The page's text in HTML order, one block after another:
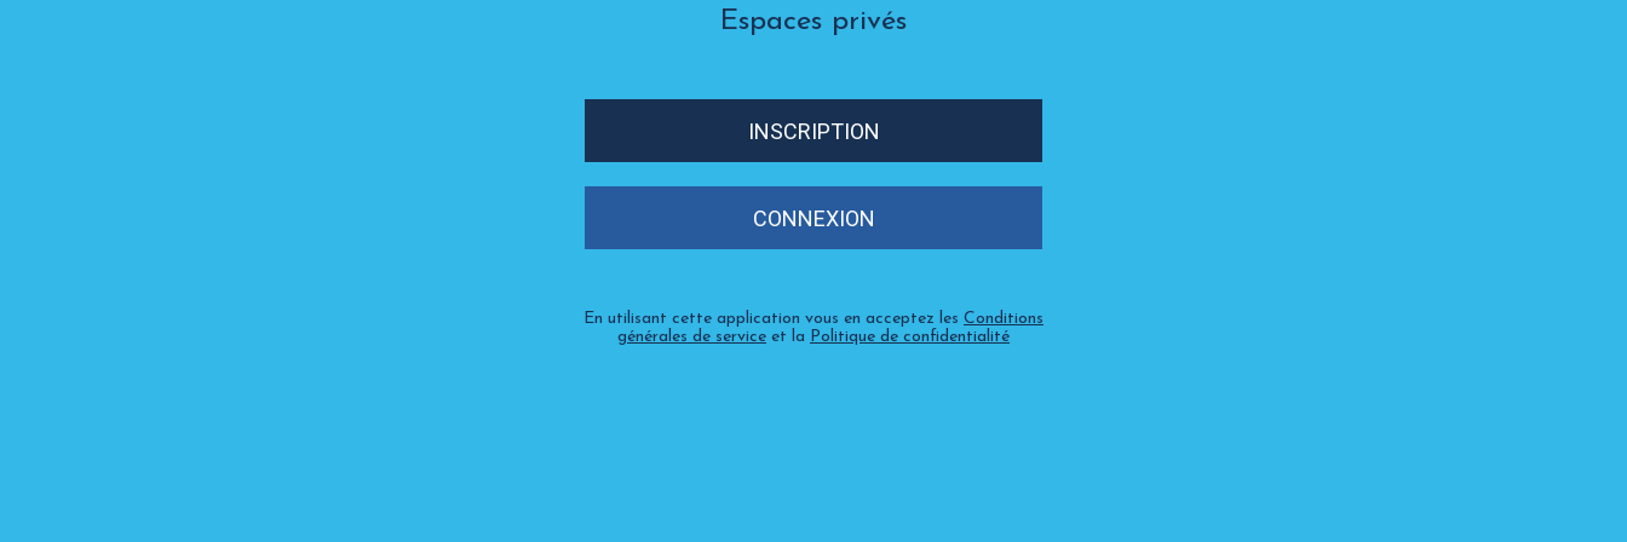
Espaces privés
INSCRIPTION
CONNEXION
En utilisant cette application vous en acceptez les Conditions
générales de service et la Politique de confidentialité